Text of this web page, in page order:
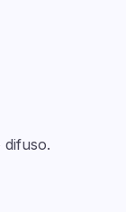
difuso.